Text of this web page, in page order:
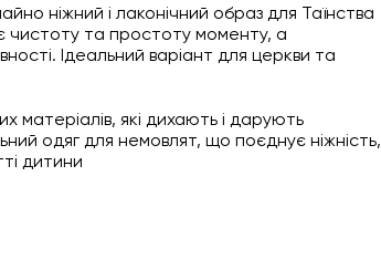
ніжний і лаконічний образ для Таїнства
чистоту та простоту моменту, а
Ідеальний варіант для церкви та
матеріалів, які дихають і дарують
одяг для немовлят, що поєднує ніжність,
дитини